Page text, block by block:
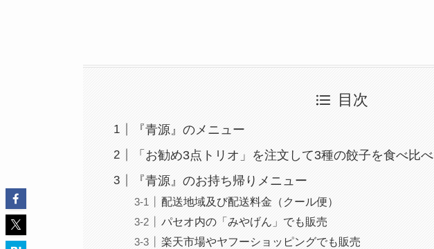
目次
『青源』のメニュー
「お勧め3点トリオ」を注文して3種の餃子を食べ比べ
『青源』のお持ち帰りメニュー
配送地域及び配送料金（クール便）
パセオ内の「みやげん」でも販売
楽天市場やヤフーショッピングでも販売